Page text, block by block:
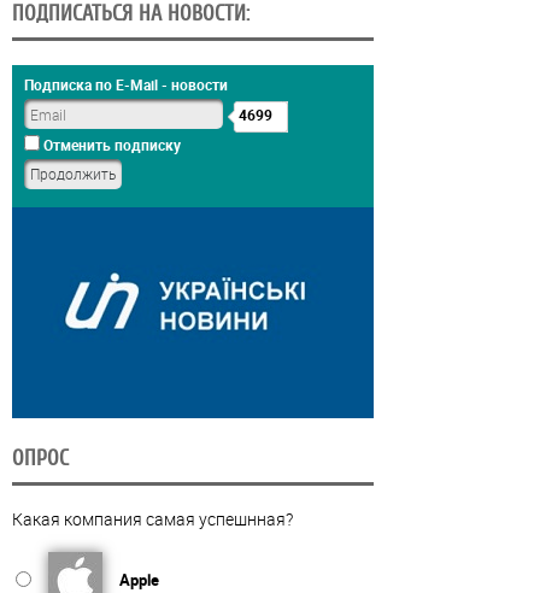
ПОДПИСАТЬСЯ НА НОВОСТИ:
Подписка по E-Mail - новости
4699
Отменить подписку
ОПРОС
Какая компания самая успешнная?
Apple